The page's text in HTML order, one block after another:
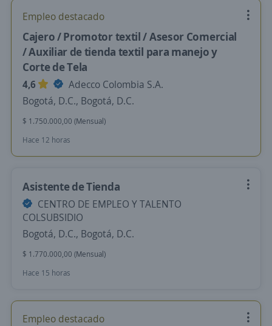
Empleo destacado
Cajero / Promotor textil / Asesor Comercial
/ Auxiliar de tienda textil para manejo y
Corte de Tela
4,6
Adecco Colombia S.A.
Bogotá, D.C., Bogotá, D.C.
$ 1.750.000,00 (Mensual)
Hace 12 horas
Asistente de Tienda
CENTRO DE EMPLEO Y TALENTO
COLSUBSIDIO
Bogotá, D.C., Bogotá, D.C.
$ 1.770.000,00 (Mensual)
Hace 15 horas
Empleo destacado